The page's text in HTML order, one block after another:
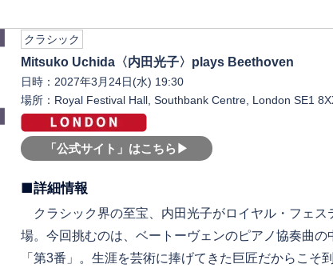
クラシック
Mitsuko Uchida〈内田光子〉plays Beethoven
日時：2027年3月24日(水) 19:30
場所：Royal Festival Hall, Southbank Centre, London SE1
「公式サイト」はこちら▶︎
■詳細情報
クラシック界の至宝、内田光子がロイヤル・フェス
場。今回挑むのは、ベートーヴェンのピアノ協奏曲の
「第3番」。生涯を芸術に捧げてきた巨匠だからこそ